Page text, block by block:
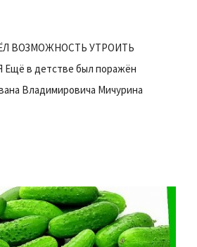
ВОЗМОЖНОСТЬ УТРОИТЬ
в детстве был поражён
Владимировича Мичурина